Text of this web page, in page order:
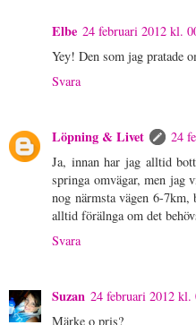
Elbe 24 februari 2012 kl.
Yey! Den som jag pratade
Svara
Löpning & Livet
24
Ja, innan har jag alltid
springa omvägar, men jag
nog närmsta vägen 6-7km,
alltid förälnga om det
Svara
Suzan 24 februari 2012 kl.
Märke o pris?